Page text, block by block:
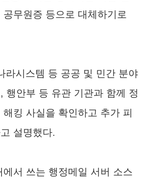
무원증 등으로 대체하기로
라시스템 등 공공 및 민간 분야
행안부 등 유관 기관과 함께 정
킹 사실을 확인하고 추가 피
설명했다.
에서 쓰는 행정메일 서버 소스